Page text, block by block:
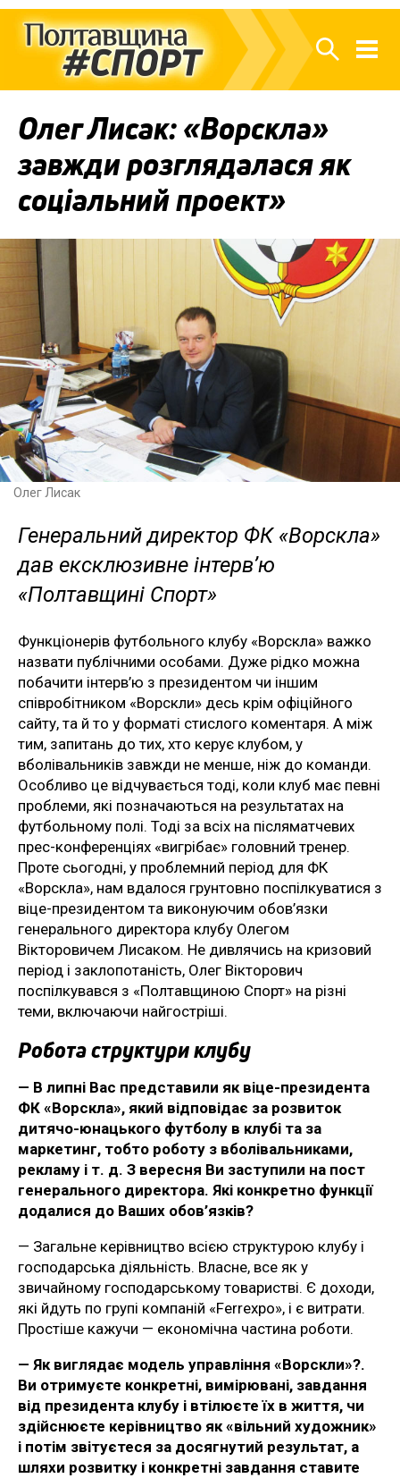
Олег Лисак: «Ворскла»
завжди розглядалася як
соціальний проект»
Олег Лисак
Генеральний директор ФК «Ворскла»
дав ексклюзивне інтерв’ю
«Полтавщині Спорт»
Функціонерів футбольного клубу «Ворскла» важко
назвати публічними особами. Дуже рідко можна
побачити інтерв’ю з президентом чи іншим
співробітником «Ворскли» десь крім офіційного
сайту, та й то у форматі стислого коментаря. А між
тим, запитань до тих, хто керує клубом, у
вболівальників завжди не менше, ніж до команди.
Особливо це відчувається тоді, коли клуб має певні
проблеми, які позначаються на результатах на
футбольному полі. Тоді за всіх на післяматчевих
прес-конференціях «вигрібає» головний тренер.
Проте сьогодні, у проблемний період для ФК
«Ворскла», нам вдалося грунтовно поспілкуватися з
віце-президентом та виконуючим обов’язки
генерального директора клубу Олегом
Вікторовичем Лисаком. Не дивлячись на кризовий
період і заклопотаність, Олег Вікторович
поспілкувався з «Полтавщиною Спорт» на різні
теми, включаючи найгостріші.
Робота структури клубу
— В липні Вас представили як віце-президента
ФК «Ворскла», який відповідає за розвиток
дитячо-юнацького футболу в клубі та за
маркетинг, тобто роботу з вболівальниками,
рекламу і т. д. З вересня Ви заступили на пост
генерального директора. Які конкретно функції
додалися до Ваших обов’язків?
— Загальне керівництво всією структурою клубу і
господарська діяльність. Власне, все як у
звичайному господарському товаристві. Є доходи,
які йдуть по групі компаній «Ferrexpo», і є витрати.
Простіше кажучи — економічна частина роботи.
— Як виглядає модель управління «Ворскли»?.
Ви отримуєте конкретні, вимірювані, завдання
від президента клубу і втілюєте їх в життя, чи
здійснюєте керівництво як «вільний художник»
і потім звітуєтеся за досягнутий результат, а
шляхи розвитку і конкретні завдання ставите